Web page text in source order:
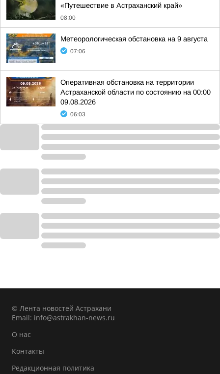
«Путешествие в Астраханский край»
08:00
Метеорологическая обстановка на 9 августа
07:06
Оперативная обстановка на территории
Астраханской области по состоянию на 00:00
09.08.2026
06:03
© Лента новостей Астрахани
Email: info@astrakhan-news.ru
О нас
Контакты
Редакционная политика